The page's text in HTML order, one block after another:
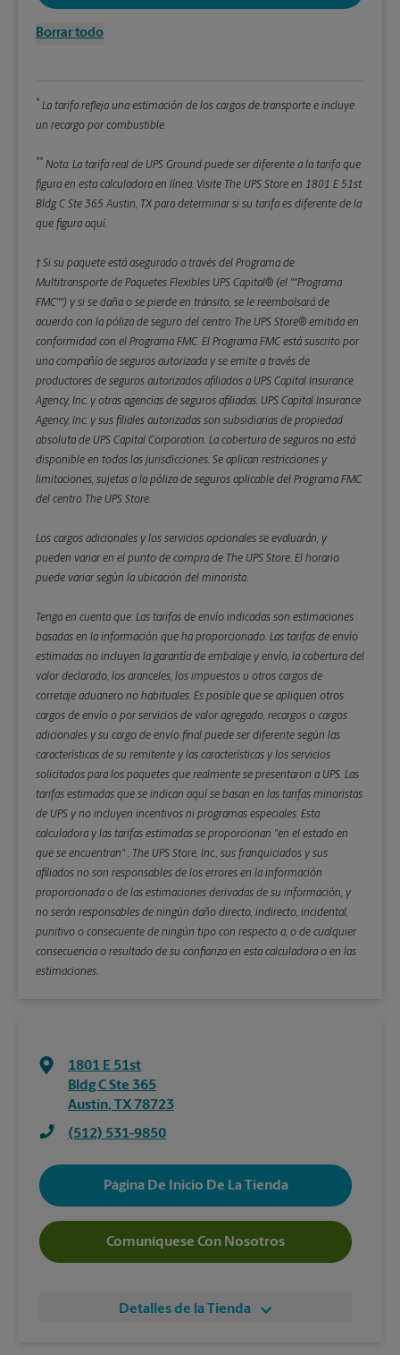
Borrar todo
* La tarifa refleja una estimación de los cargos de transporte e incluye
un recargo por combustible.
** Nota: La tarifa real de UPS Ground puede ser diferente a la tarifa que
figura en esta calculadora en línea. Visite The UPS Store en 1801 E 51st
Bldg C Ste 365 Austin, TX para determinar si su tarifa es diferente de la
que figura aquí.
† Si su paquete está asegurado a través del Programa de
Multitransporte de Paquetes Flexibles UPS Capital® (el ""Programa
FMC"") y si se daña o se pierde en tránsito, se le reembolsará de
acuerdo con la póliza de seguro del centro The UPS Store® emitida en
conformidad con el Programa FMC. El Programa FMC está suscrito por
una compañía de seguros autorizada y se emite a través de
productores de seguros autorizados afiliados a UPS Capital Insurance
Agency, Inc. y otras agencias de seguros afiliadas. UPS Capital Insurance
Agency, Inc. y sus filiales autorizadas son subsidiarias de propiedad
absoluta de UPS Capital Corporation. La cobertura de seguros no está
disponible en todas las jurisdicciones. Se aplican restricciones y
limitaciones, sujetas a la póliza de seguros aplicable del Programa FMC
del centro The UPS Store.
Los cargos adicionales y los servicios opcionales se evaluarán, y
pueden variar en el punto de compra de The UPS Store. El horario
puede variar según la ubicación del minorista.
Tenga en cuenta que: Las tarifas de envío indicadas son estimaciones
basadas en la información que ha proporcionado. Las tarifas de envío
estimadas no incluyen la garantía de embalaje y envío, la cobertura del
valor declarado, los aranceles, los impuestos u otros cargos de
corretaje aduanero no habituales. Es posible que se apliquen otros
cargos de envío o por servicios de valor agregado, recargos o cargos
adicionales y su cargo de envío final puede ser diferente según las
características de su remitente y las características y los servicios
solicitados para los paquetes que realmente se presentaron a UPS. Las
tarifas estimadas que se indican aquí se basan en las tarifas minoristas
de UPS y no incluyen incentivos ni programas especiales. Esta
calculadora y las tarifas estimadas se proporcionan "en el estado en
que se encuentran" . The UPS Store, Inc., sus franquiciados y sus
afiliados no son responsables de los errores en la información
proporcionada o de las estimaciones derivadas de su información, y
no serán responsables de ningún daño directo, indirecto, incidental,
punitivo o consecuente de ningún tipo con respecto a, o de cualquier
consecuencia o resultado de su confianza en esta calculadora o en las
estimaciones.
1801 E 51st
Bldg C Ste 365
Austin, TX 78723
(512) 531-9850
Página De Inicio De La Tienda
Comuníquese Con Nosotros
Detalles de la Tienda